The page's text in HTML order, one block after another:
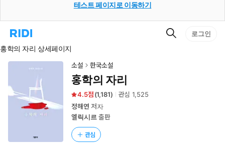
테스트 페이지로 이동하기
리
홈
로
검
로그인
홍학의 자리 상세페이지
소설 한국소설
홍학의 자리
4.5 (1,181) 관심1,525
정해연 저자
엘릭시르 출판
관심